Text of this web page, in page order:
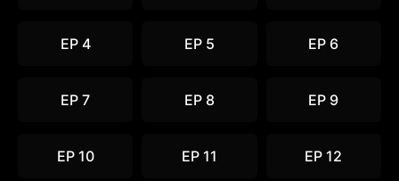
EP 4 EP 5 EP 6
EP 7 EP 8 EP 9
EP 10 EP 11 EP 12